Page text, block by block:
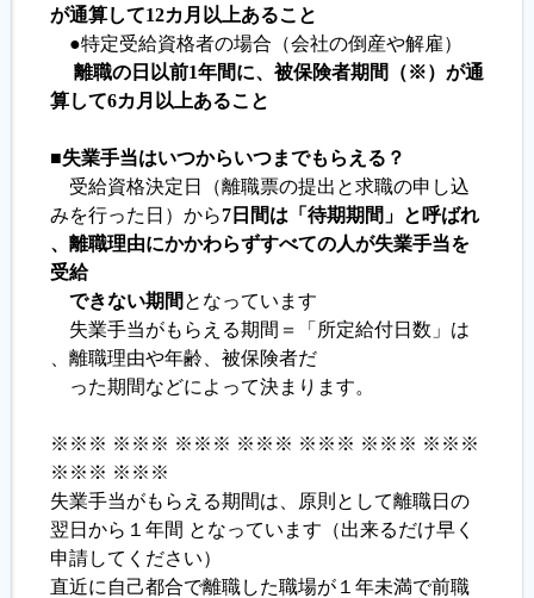
が通算して12カ月以上あること
●特定受給資格者の場合（会社の倒産や解雇）
離職の日以前1年間に、被保険者期間（※）が通
算して6カ月以上あること
■失業手当はいつからいつまでもらえる？
受給資格決定日（離職票の提出と求職の申し込
みを行った日）から7日間は「待期期間」と呼ばれ
、離職理由にかかわらずすべての人が失業手当を
受給
できない期間 となっています
失業手当がもらえる期間＝「所定給付日数」は
、離職理由や年齢、被保険者だ
った期間などによって決まります。
※※※ ※※※ ※※※ ※※※ ※※※ ※※※ ※※※
※※※ ※※※
失業手当がもらえる期間は、原則として離職日の
翌日から１年間 となっています（出来るだけ早く
申請してください）
直近に自己都合で離職した職場が１年未満で前職